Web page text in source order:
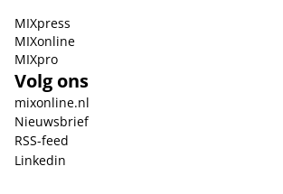
MIXpress
MIXonline
MIXpro
Volg ons
mixonline.nl
Nieuwsbrief
RSS-feed
Linkedin